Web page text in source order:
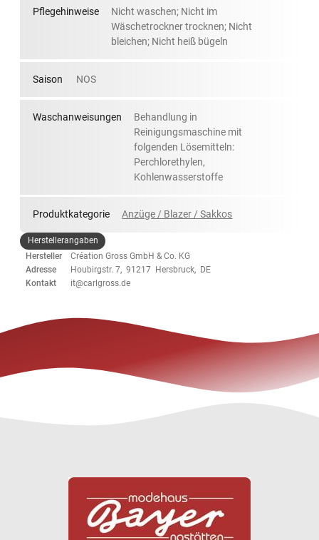
Pflegehinweise
Nicht waschen; Nicht im
Wäschetrockner trocknen; Nicht
bleichen; Nicht heiß bügeln
Saison NOS
Waschanweisungen
Behandlung in
Reinigungsmaschine mit
folgenden Lösemitteln:
Perchlorethylen,
Kohlenwasserstoffe
Produktkategorie Anzüge / Blazer / Sakkos
Herstellerangaben
Hersteller
Création Gross GmbH & Co. KG
Adresse
Houbirgstr. 7, 91217 Hersbruck, DE
Kontakt
it@carlgross.de